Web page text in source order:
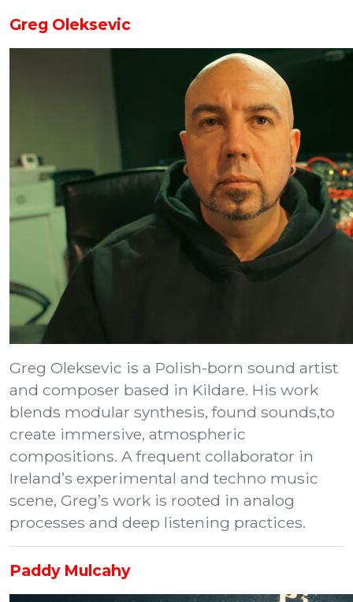
Greg Oleksevic
Greg Oleksevic is a Polish-born sound artist
and composer based in Kildare. His work
blends modular synthesis, found sounds,to
create immersive, atmospheric
compositions. A frequent collaborator in
Ireland’s experimental and techno music
scene, Greg’s work is rooted in analog
processes and deep listening practices.
Paddy Mulcahy